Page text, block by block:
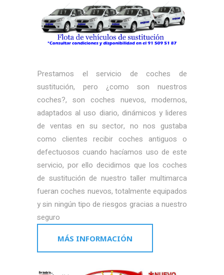
Prestamos el servicio de coches de
sustitución, pero ¿como son nuestros
coches?, son coches nuevos, modernos,
adaptados al uso diario, dinámicos y lideres
de ventas en su sector, no nos gustaba
como clientes recibir coches antiguos o
defectuosos cuando hacíamos uso de este
servicio, por ello decidimos que los coches
de sustitución de nuestro taller multimarca
fueran coches nuevos, totalmente equipados
y sin ningún tipo de riesgos gracias a nuestro
seguro
MÁS INFORMACIÓN